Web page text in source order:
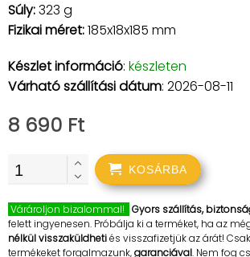
Súly:323 g
Fizikai méret:185x18x185 mm
Készlet információ: készleten
Várható szállítási dátum: 2026-08-11
8 690 Ft
KOSÁRBA
Várároljon bizalommal! Gyors szállítás,
felett ingyenesen. Próbálja ki a terméket, ha az
nélkül visszaküldhetiés visszafizetjük az árát!
termékeket forgalmazunk,garanciával. Nem fog